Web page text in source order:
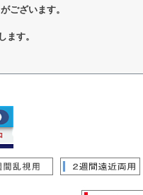
ございます。
ます。